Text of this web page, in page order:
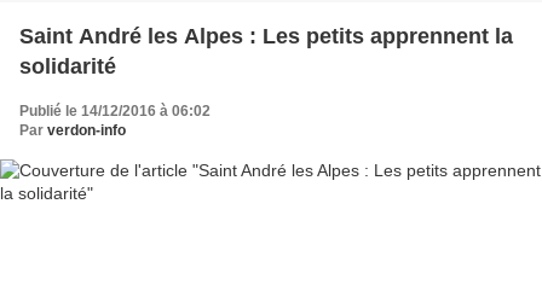
Saint André les Alpes : Les petits apprennent la
solidarité
Publié le 14/12/2016 à 06:02
Par verdon-info